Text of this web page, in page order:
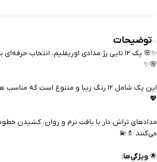
توضیحات
✨🌸 پک ۱۲ تایی رژ مدادی اوریفلیم،
🌸✨
این پک شامل ۱۲ رنگ زیبا و متنوع است
💖
مدادهای تراش دار با بافت نرم و روان، کشیدن
می‌کنند 💄💫
🌟ویژگی‌ها: